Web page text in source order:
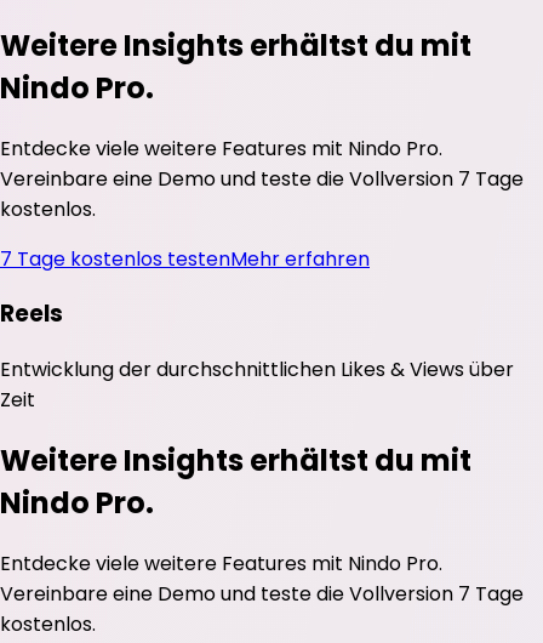
Weitere Insights erhältst du mit
Nindo Pro.
Entdecke viele weitere Features mit Nindo Pro.
Vereinbare eine Demo und teste die Vollversion 7 Tage
kostenlos.
7 Tage kostenlos testenMehr erfahren
Reels
Entwicklung der durchschnittlichen Likes&Viewsüber
Zeit
Weitere Insights erhältst du mit
Nindo Pro.
Entdecke viele weitere Features mit Nindo Pro.
Vereinbare eine Demo und teste die Vollversion 7 Tage
kostenlos.